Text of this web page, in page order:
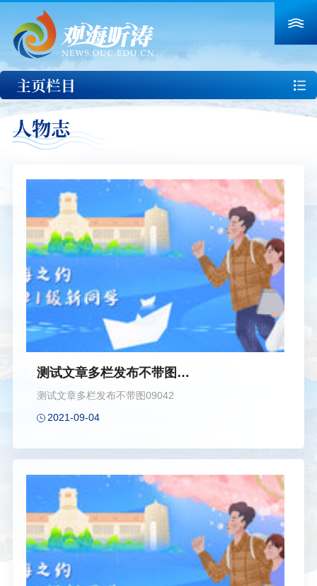
人物志
测试文章多栏发布不带图
0904222222222222
测试文章多栏发布不带图09042
2021-09-04
主页栏目